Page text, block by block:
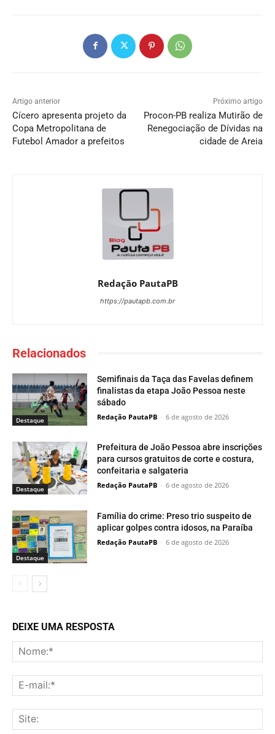
Artigo anterior
Cícero apresenta projeto da
Copa Metropolitana de
Futebol Amador a prefeitos
Próximo artigo
Procon-PB realiza Mutirão de
Renegociação de Dívidas na
cidade de Areia
Redação PautaPB
https://pautapb.com.br
Relacionados
Destaque
Semifinais da Taça das Favelas definem
finalistas da etapa João Pessoa neste
sábado
Redação PautaPB - 6 de agosto de 2026
Destaque
Prefeitura de João Pessoa abre inscrições
para cursos gratuitos de corte e costura,
confeitaria e salgateria
Redação PautaPB - 6 de agosto de 2026
Destaque
Família do crime: Preso trio suspeito de
aplicar golpes contra idosos, na Paraíba
Redação PautaPB - 6 de agosto de 2026
DEIXE UMA RESPOSTA